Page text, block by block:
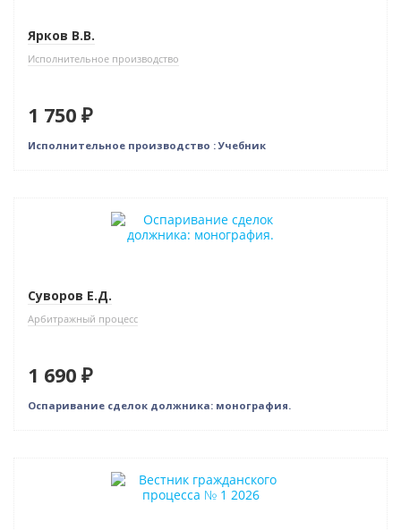
Ярков В.В.
Исполнительное производство
1 750 ₽
Исполнительное производство : Учебник
Суворов Е.Д.
Арбитражный процесс
1 690 ₽
Оспаривание сделок должника: монография.